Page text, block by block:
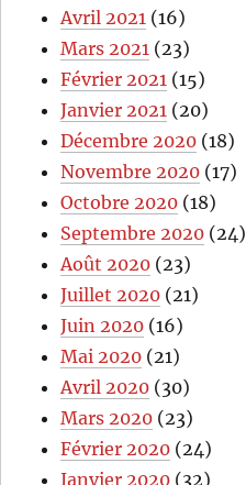
Avril 2021 (16)
Mars 2021 (23)
Février 2021 (15)
Janvier 2021 (20)
Décembre 2020 (18)
Novembre 2020 (17)
Octobre 2020 (18)
Septembre 2020 (24)
Août 2020 (23)
Juillet 2020 (21)
Juin 2020 (16)
Mai 2020 (21)
Avril 2020 (30)
Mars 2020 (23)
Février 2020 (24)
Janvier 2020 (32)